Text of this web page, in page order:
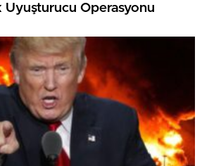
Uyuşturucu Operasyonu